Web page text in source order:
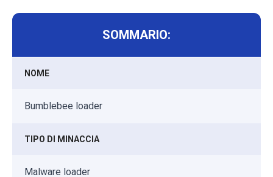
SOMMARIO:
NOME
Bumblebee loader
TIPO DI MINACCIA
Malware loader